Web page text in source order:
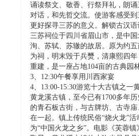
诵读祭文、敬香、行祭拜礼，朗
对话，和先哲交流。使游客感受
更好探寻三苏的意义。解锁古汉语
三苏祠位于四川省眉山市，是中
洵、苏轼、苏辙的故居。原为约
为祠，明末毁于兵燹，清康熙四年
重建，是一座占地104亩的古典园林
3、12:30午餐享用川西家宴
4、13:00-15:30游览十大古镇之一
黄龙溪古镇，至今已有1700多年
的青石板古街，与古牌坊、古寺
在一起。镇上传统民俗“烧火龙”
为“中国火龙之乡”。电影《芙蓉